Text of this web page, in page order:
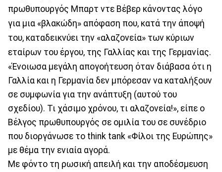
πρωθυπουργός Μπαρτ ντε Βέβερ κάνοντας λόγο
για μια «βλακώδη» απόφαση που, κατά την άποψή
του, καταδεικνύει την «αλαζονεία» των κύριων
εταίρων του έργου, της Γαλλίας και της Γερμανίας.
«Ένοιωσα μεγάλη απογοήτευση όταν διάβασα ότι η
Γαλλία και η Γερμανία δεν μπόρεσαν να καταλήξουν
σε συμφωνία για την ανάπτυξη (αυτού του
σχεδίου). Τι χάσιμο χρόνου, τι αλαζονεία!», είπε ο
Βέλγος πρωθυπουργός σε ομιλία του σε συνέδριο
που διοργάνωσε το think tank «Φίλοι της Ευρώπης»
με θέμα την ενιαία αγορά.
Με φόντο τη ρωσική απειλή και την αποδέσμευση